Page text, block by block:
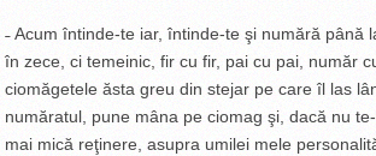
˗ Acum întinde-te iar, întinde-te şi numără
în zece, ci temeinic, fir cu fir, pai cu pai, număr
ciomăgetele ăsta greu din stejar pe care îl las
număratul, pune mâna pe ciomag şi, dacă nu
mai mică reţinere, asupra umilei mele